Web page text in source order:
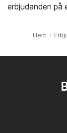
erbjudanden på
Hem